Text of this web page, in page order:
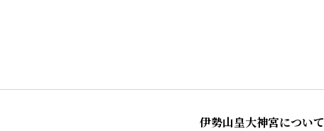
伊勢山皇大神宮について